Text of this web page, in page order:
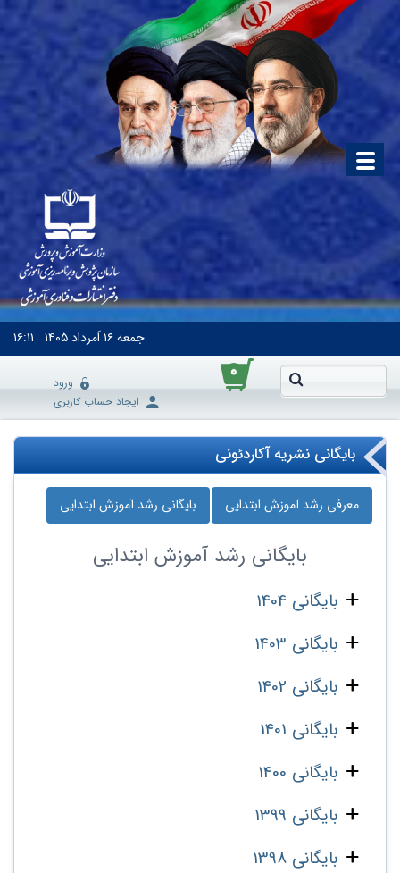
جمعه۱۶ اَمرداد ۱۴۰۵ ۱۶:۱۱
۰
ورود
ایجاد حساب کاربری
بایگانی نشریه آکاردئونی
معرفی رشد آموزش ابتدایی بایگانی رشد آموزش ابتدایی
بایگانی رشد آموزش ابتدایی
بایگانی 1404
بایگانی 1403
بایگانی 1402
بایگانی 1401
بایگانی 1400
بایگانی 1399
بایگانی 1398